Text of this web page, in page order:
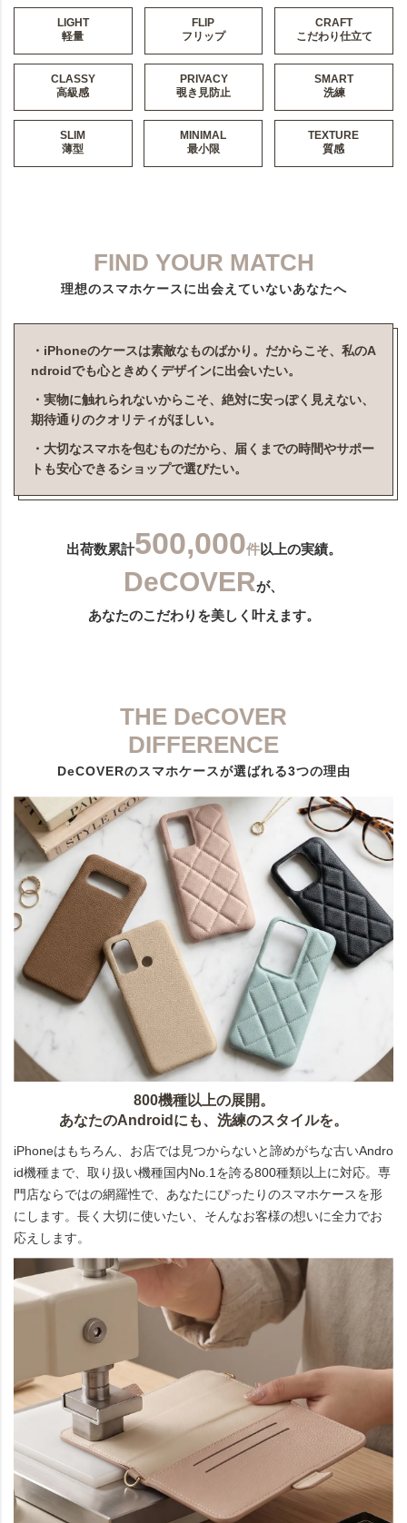
LIGHT
軽量
FLIP
フリップ
CRAFT
こだわり仕立て
CLASSY
高級感
PRIVACY
覗き見防止
SMART
洗練
SLIM
薄型
MINIMAL
最小限
TEXTURE
質感
FIND YOUR MATCH
理想のスマホケースに出会えていないあなたへ
・iPhoneのケースは素敵なものばかり。だからこそ、私のA
ndroidでも心ときめくデザインに出会いたい。
・実物に触れられないからこそ、絶対に安っぽく見えない、
期待通りのクオリティがほしい。
・大切なスマホを包むものだから、届くまでの時間やサポー
トも安心できるショップで選びたい。
出荷数累計500,000件以上の実績。
DeCOVERが、
あなたのこだわりを美しく叶えます。
THE DeCOVER
DIFFERENCE
DeCOVERのスマホケースが選ばれる3つの理由
800機種以上の展開。
あなたのAndroidにも、洗練のスタイルを。
iPhoneはもちろん、お店では見つからないと諦めがちな古いAndro
id機種まで、取り扱い機種国内No.1を誇る800種類以上に対応。専
門店ならではの網羅性で、あなたにぴったりのスマホケースを形
にします。長く大切に使いたい、そんなお客様の想いに全力でお
応えします。